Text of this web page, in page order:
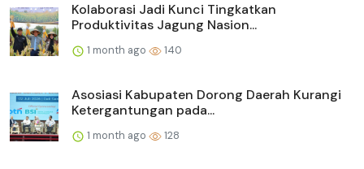
Kolaborasi Jadi Kunci Tingkatkan
Produktivitas Jagung Nasion...
1 month ago 140
Asosiasi Kabupaten Dorong Daerah Kurangi
Ketergantungan pada...
1 month ago 128